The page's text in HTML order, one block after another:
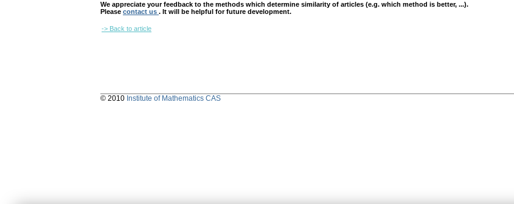
We appreciate your feedback to the methods which determine similarity of articles (e.g. which method is better, ...).
Please contact us . It will be helpful for future development.
-> Back to article
© 2010 Institute of Mathematics CAS